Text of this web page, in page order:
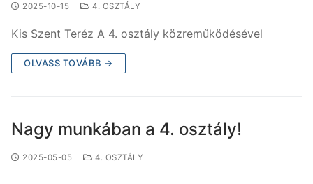
2025-10-15 4. OSZTÁLY
Kis Szent Teréz A 4. osztály közreműködésével
OLVASS TOVÁBB →
Nagy munkában a 4. osztály!
2025-05-05 4. OSZTÁLY